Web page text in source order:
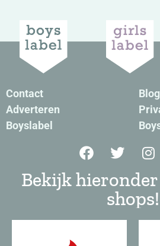
Contact
Adverteren
Boyslabel
Bekijk
shops!